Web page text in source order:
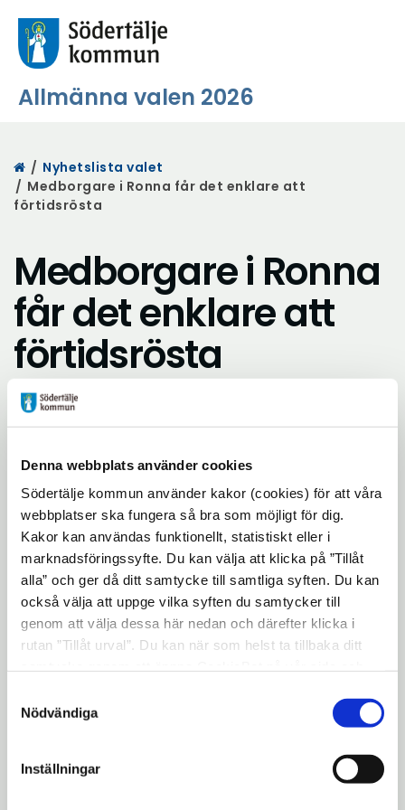
Denna webbplats använder cookies
Södertälje kommun använder kakor (cookies) för att våra
webbplatser ska fungera så bra som möjligt för dig.
Kakor kan användas funktionellt, statistiskt eller i
marknadsföringssyfte. Du kan välja att klicka på ”Tillåt
alla” och ger då ditt samtycke till samtliga syften. Du kan
också välja att uppge vilka syften du samtycker till
genom att välja dessa här nedan och därefter klicka i
rutan ”Tillåt urval”. Du kan när som helst ta tillbaka ditt
"Visa detaljer" kan du läsa om hur kakorna används och
hur vi och våra leverantörer inhämtar och behandlar
Nödvändiga
Inställningar
Allmänna valen 2026
Start
/ Nyhetslista valet
/ Medborgare i Ronna får det enklare att
förtidsrösta
Medborgare i Ronna
får det enklare att
förtidsrösta
Lyssna på sidan